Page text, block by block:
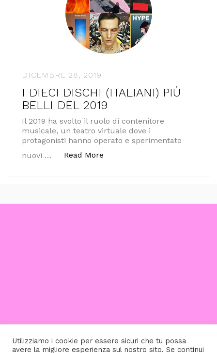
DICEMBRE 28, 2019
I DIECI DISCHI (ITALIANI) PIÙ
BELLI DEL 2019
Il 2019 ha svolto il ruolo di contenitore
musicale, un teatro virtuale dove i
protagonisti hanno operato e sperimentato
nuovi …
Read More
Utilizziamo i cookie per essere sicuri che tu possa
avere la migliore esperienza sul nostro sito. Se continui